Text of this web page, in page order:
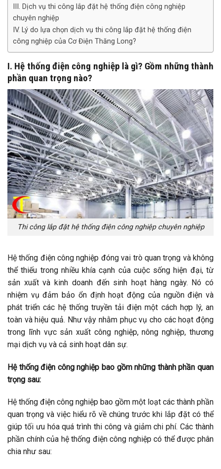
III. Dịch vụ thi công lắp đặt hệ thống điện công nghiệp
chuyên nghiệp
IV. Lý do lựa chọn dịch vụ thi công lắp đặt hệ thống điện
công nghiệp của Cơ Điện Thăng Long?
I. Hệ thống điện công nghiệp là gì? Gồm những thành
phần quan trọng nào?
Thi công lắp đặt hệ thống điện công nghiệp chuyên nghiệp
Hệ thống điện công nghiệp đóng vai trò quan trọng và không
thể thiếu trong nhiều khía cạnh của cuộc sống hiện đại, từ
sản xuất và kinh doanh đến sinh hoạt hàng ngày. Nó có
nhiệm vụ đảm bảo ổn định hoạt động của nguồn điện và
phát triển các hệ thống truyền tải điện một cách hợp lý, an
toàn và hiệu quả. Như vậy nhằm phục vụ cho các hoạt động
trong lĩnh vực sản xuất công nghiệp, nông nghiệp, thương
mại dịch vụ và cả sinh hoạt dân sự.
Hệ thống điện công nghiệp bao gồm những thành phần quan
trọng sau:
Hệ thống điện công nghiệp bao gồm một loạt các thành phần
quan trọng và việc hiểu rõ về chúng trước khi lắp đặt có thể
giúp tối ưu hóa quá trình thi công và giảm chi phí. Các thành
phần chính của hệ thống điện công nghiệp có thể được phân
chia như sau: